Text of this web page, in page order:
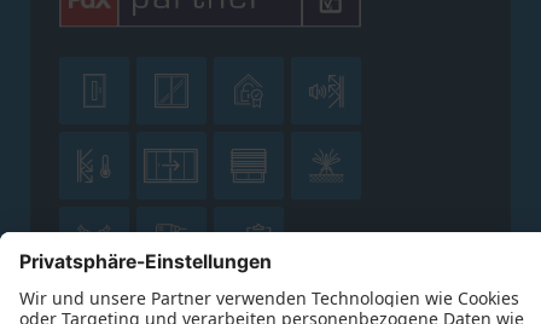
   
   
  